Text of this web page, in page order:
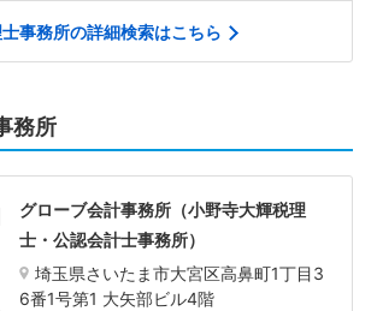
事務所の詳細検索はこちら
務所
グローブ会計事務所（小野寺大輝税理
士・公認会計士事務所）
埼玉県さいたま市大宮区高鼻町1丁目3
6番1号第1 大矢部ビル4階